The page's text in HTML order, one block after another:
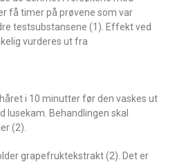
få timer på prøvene som var
testsubstansene (1). Effekt ved
vurderes ut fra
i 10 minutter før den vaskes ut
lusekam. Behandlingen skal
(2).
grapefruktekstrakt (2). Det er